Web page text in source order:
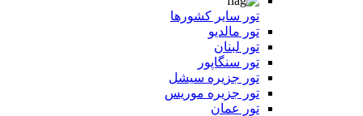
تور سایر کشورها
تور مالدیو
تور لبنان
تور سنگاپور
تور جزیره سیشل
تور جزیره موریس
تور عمان